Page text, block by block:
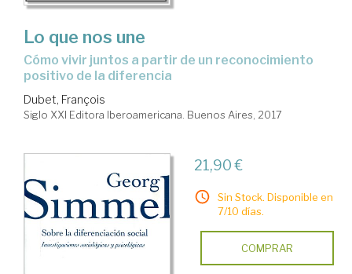
Lo que nos une
cómo vivir juntos a partir de un reconocimiento
positivo de la diferencia
Dubet, François
Siglo XXI Editora Iberoamericana. Buenos Aires, 2017
21,90 €
Sin Stock. Disponible en
7/10 días.
COMPRAR